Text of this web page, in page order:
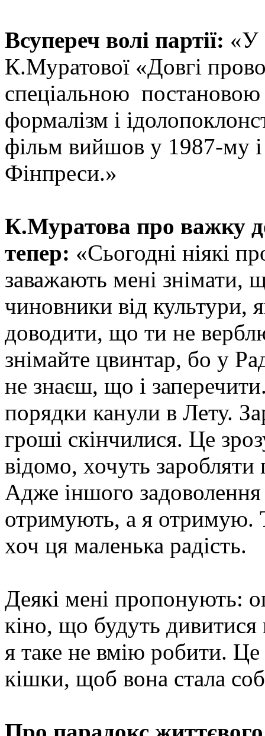
Всупереч волі партії: «У
К.Муратової «Довгі
спеціальною
формалізм і
фільм вийшов у 1987-му
Фінпреси.»
К.Муратова про важку
тепер: «Сьогодні ніякі
заважають мені знімати,
чиновники від культури,
доводити, що ти не
знімайте цвинтар, бо у
не знаєш, що і
порядки канули в Лету.
гроші скінчилися. Це
відомо, хочуть
Адже іншого
отримують, а я отримую.
хоч ця маленька радість.
Деякі мені пропонують:
кіно, що будуть дивитися
я таке не вмію робити.
кішки, щоб вона стала